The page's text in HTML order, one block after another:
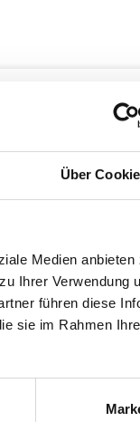
Über
Medien anbieten
Ihrer Verwendung
führen diese
sie im Rahmen